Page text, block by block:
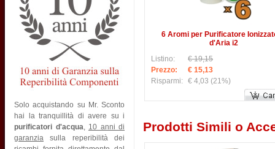
Solo acquistando su Mr. Sconto
hai la tranquillità di avere su i
purificatori d'acqua, 10 anni di
garanzia sulla reperibilità dei
6 Aromi per Purificatore
d'Aria i2
Listino:
€ 19,15
Prezzo:
€ 15,13
Risparmi: € 4,03 (21%)
Prodotti Simili o